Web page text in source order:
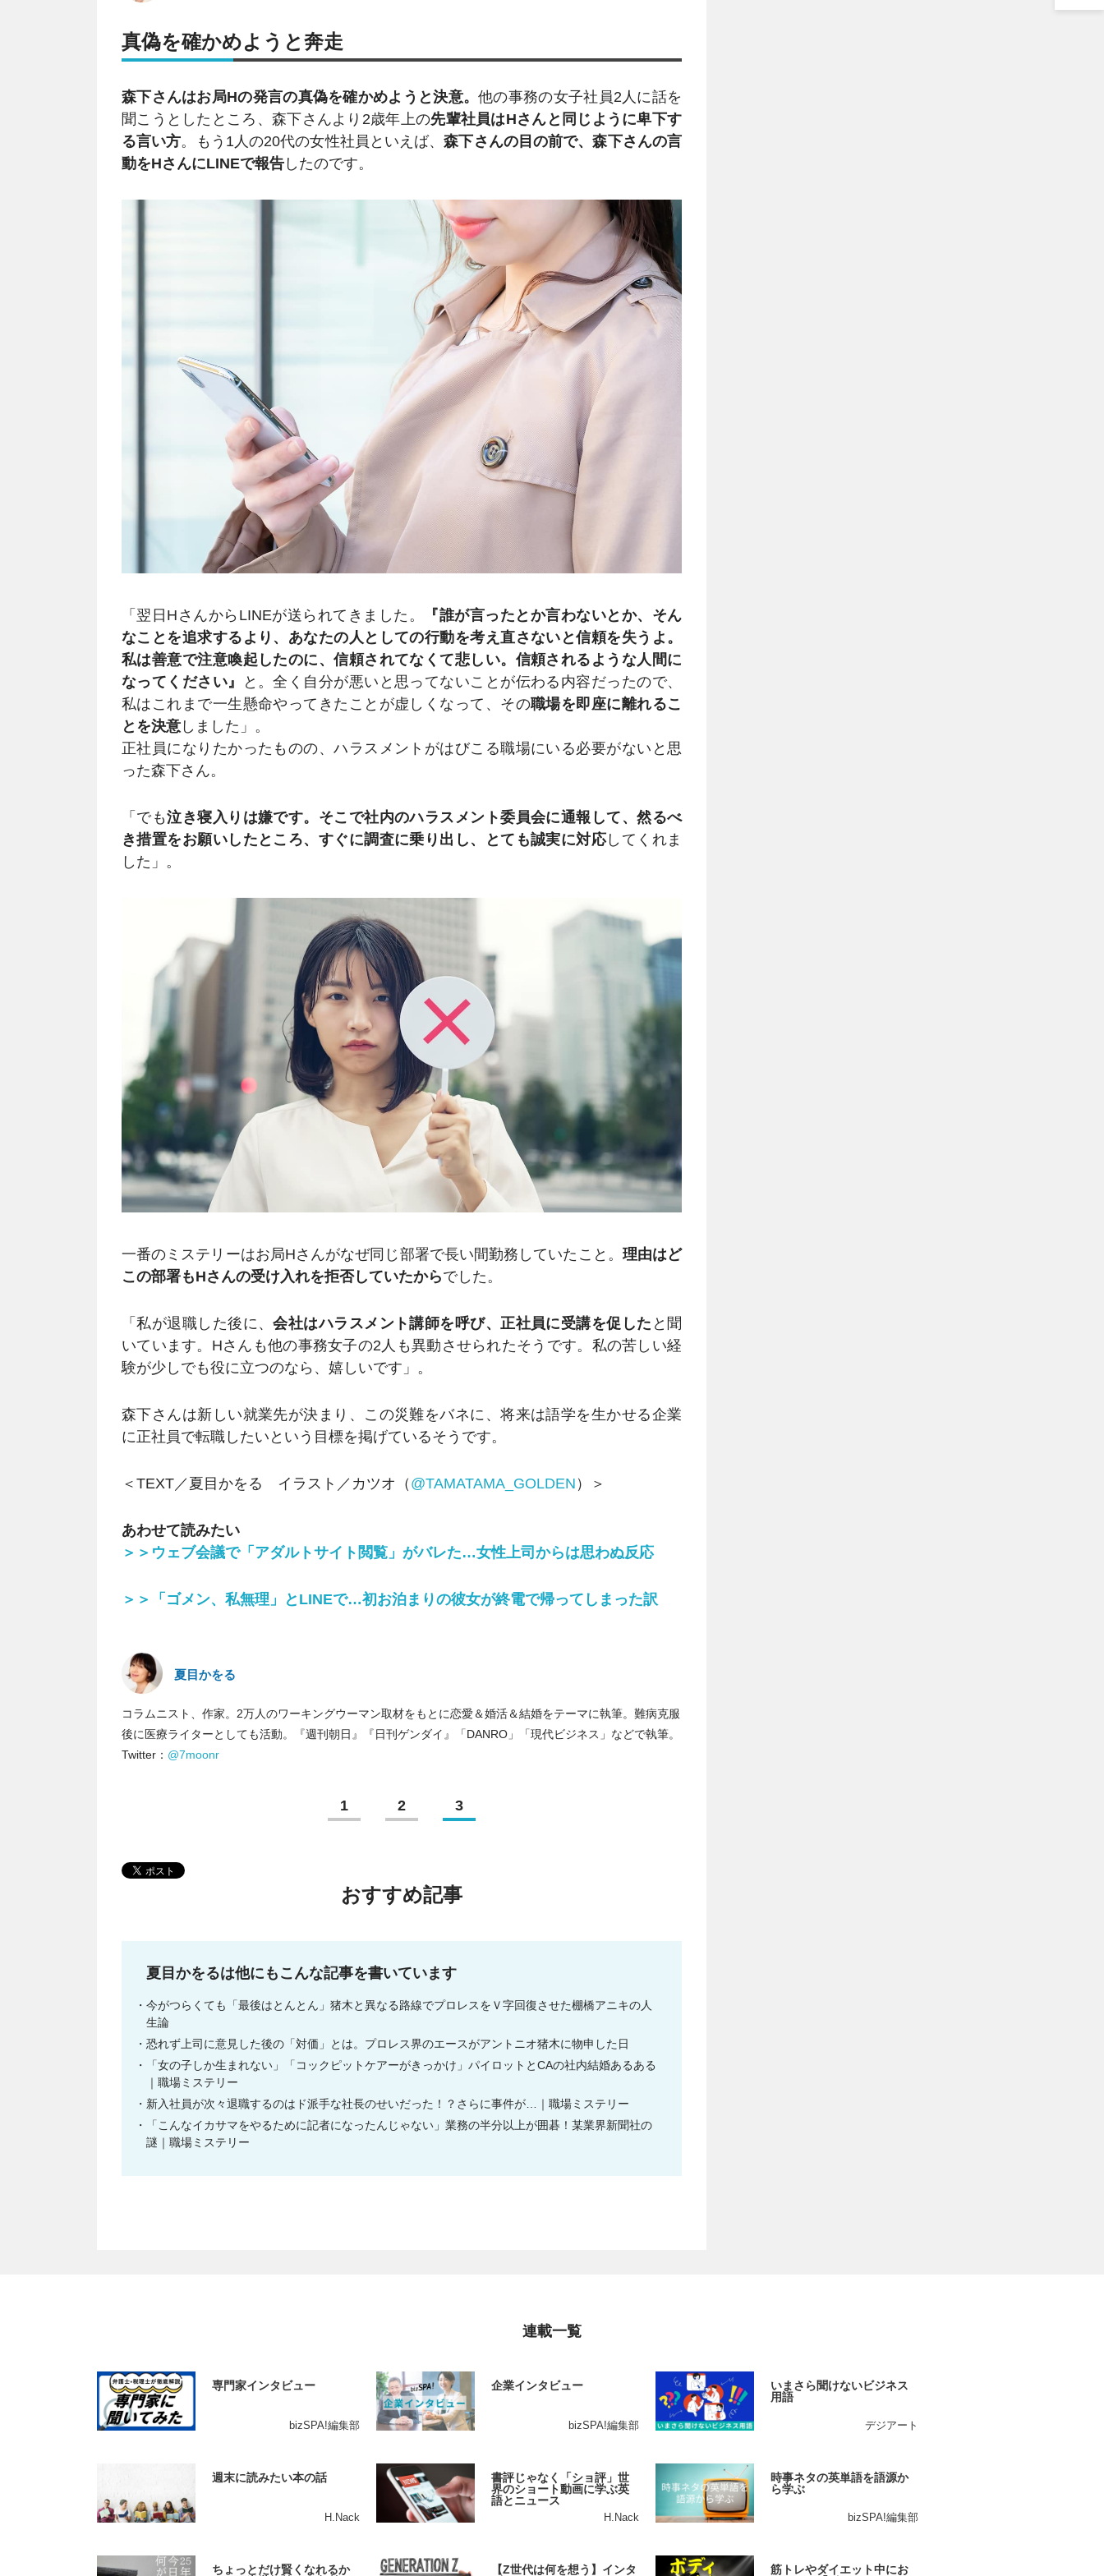
真偽を確かめようと奔走
森下さんはお局Hの発言の真偽を確かめようと決意。他の事務の女子社員2人に話を
聞こうとしたところ、森下さんより2歳年上の先輩社員はHさんと同じように卑下す
る言い方。もう1人の20代の女性社員といえば、森下さんの目の前で、森下さんの言
動をHさんにLINEで報告 したのです。
「翌日HさんからLINEが送られてきました。
『誰が言ったとか言わないとか、そん
なことを追求するより、あなたの人としての行動を考え直さないと信頼を失うよ。
私は善意で注意喚起したのに、信頼されてなくて悲しい。信頼されるような人間に
なってください』
と。全く自分が悪いと思ってないことが伝わる内容だったので、
私はこれまで一生懸命やってきたことが虚しくなって、その職場を即座に離れるこ
とを決意 しました」。
正社員になりたかったものの、ハラスメントがはびこる職場にいる必要がないと思
った森下さん。
「でも泣き寝入りは嫌です。そこで社内のハラスメント委員会に通報して、然るべ
き措置をお願いしたところ、すぐに調査に乗り出し、とても誠実に対応してくれま
した」。
一番のミステリーはお局Hさんがなぜ同じ部署で長い間勤務していたこと。 理由はど
この部署もHさんの受け入れを拒否していたからでした。
「私が退職した後に、会社はハラスメント講師を呼び、正社員に受講を促した と聞
いています。Hさんも他の事務女子の2人も異動させられたそうです。私の苦しい経
験が少しでも役に立つのなら、嬉しいです」。
森下さんは新しい就業先が決まり、この災難をバネに、将来は語学を生かせる企業
に正社員で転職したいという目標を掲げているそうです。
＜TEXT／夏目かをる イラスト／カツオ（ @TAMATAMA_GOLDEN ）＞
あわせて読みたい
＞＞ウェブ会議で「アダルトサイト閲覧」がバレた…女性上司からは思わぬ反応
＞＞「ゴメン、私無理」とLINEで…初お泊まりの彼女が終電で帰ってしまった訳
夏目かをる
コラムニスト、作家。2万人のワーキングウーマン取材をもとに恋愛＆婚活＆結婚をテーマに執筆。難病克服
後に医療ライターとしても活動。『週刊朝日』『日刊ゲンダイ』「DANRO」「現代ビジネス」などで執筆。
Twitter： @7moonr
1 2 3
おすすめ記事
夏目かをるは他にもこんな記事を書いています
今がつらくても「最後はとんとん」猪木と異なる路線でプロレスをＶ字回復させた棚橋アニキの人
生論
恐れず上司に意見した後の「対価」とは。プロレス界のエースがアントニオ猪木に物申した日
「女の子しか生まれない」「コックピットケアーがきっかけ」パイロットとCAの社内結婚あるある
｜職場ミステリー
新入社員が次々退職するのはド派手な社長のせいだった！？さらに事件が…｜職場ミステリー
「こんなイカサマをやるために記者になったんじゃない」業務の半分以上が囲碁！某業界新聞社の
謎｜職場ミステリー
連載一覧
専門家インタビュー
bizSPA!編集部
企業インタビュー
bizSPA!編集部
いまさら聞けないビジネス
用語
デジアート
週末に読みたい本の話
H.Nack
書評じゃなく「ショ評」世
界のショート動画に学ぶ英
語とニュース
H.Nack
時事ネタの英単語を語源か
ら学ぶ
bizSPA!編集部
ちょっとだけ賢くなれるか
【Z世代は何を想う】インタ
筋トレやダイエット中にお